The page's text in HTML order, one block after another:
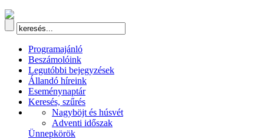
Programajánló
Beszámolóink
Legutóbbi bejegyzések
Állandó híreink
Eseménynaptár
Keresés, szűrés
Nagyböjt és húsvét
Adventi időszak
Ünnepkörök